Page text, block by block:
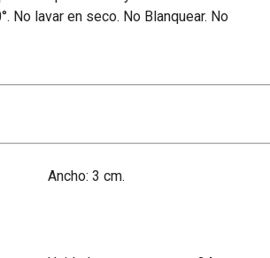
No lavar en seco. No Blanquear. No
Ancho: 3 cm.